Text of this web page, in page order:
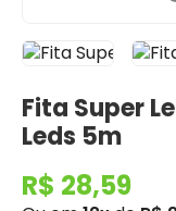
Fita Super
Leds 5m
R$ 28,59